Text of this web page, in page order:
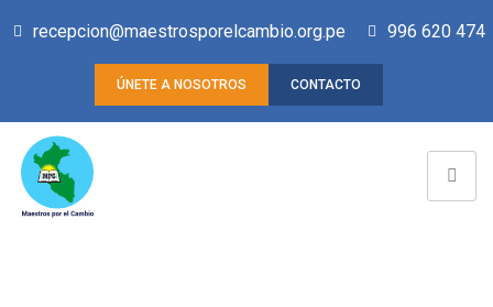
recepcion@maestrosporelcambio.org.pe 996 620 474
ÚNETE A NOSOTROS CONTACTO